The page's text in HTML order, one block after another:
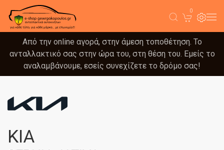
0
Από την online αγορά, στην άμεση τοποθέτηση. Το
ανταλλακτικό σας στην ώρα του, στη θέση του. Εμείς το
αναλαμβάνουμε, εσείς συνεχίζετε το δρόμο σας!
KIA